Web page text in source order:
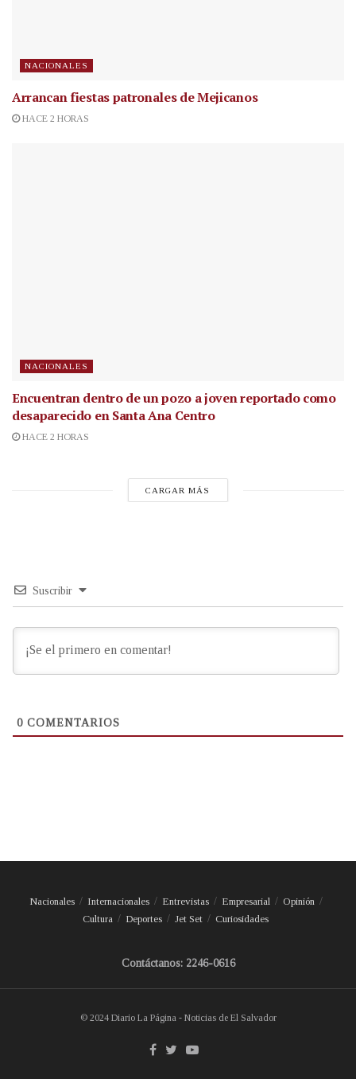
NACIONALES
Arrancan fiestas patronales de Mejicanos
HACE 2 HORAS
NACIONALES
Encuentran dentro de un pozo a joven reportado como
desaparecido en Santa Ana Centro
HACE 2 HORAS
CARGAR MÁS
Suscribir
0 COMENTARIOS
Nacionales Internacionales Entrevistas Empresarial
Opinión
Cultura
Deportes Jet Set Curiosidades
Contáctanos: 2246-0616
© 2024 Diario La Página - Noticias de El Salvador